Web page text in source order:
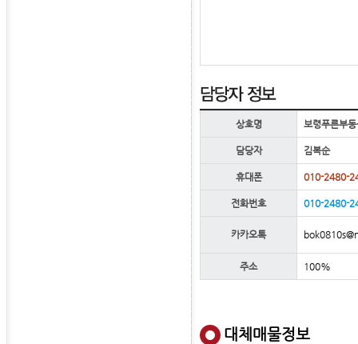
상호명 보령푸른부
담당자 김복순
휴대폰 010-2480-
전화번호 010-2480-
카카오톡
주소 100%
대체매물정보